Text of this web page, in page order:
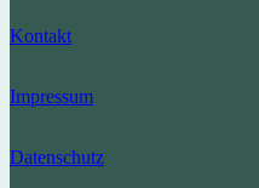
Kontakt
Impressum
Datenschutz